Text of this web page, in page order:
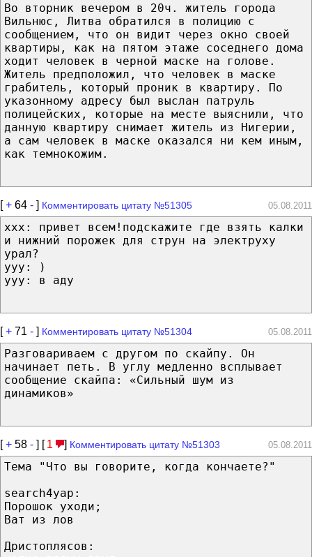
Во вторник вечером в 20ч. житель города
Вильнюс, Литва обратился в полицию с
сообщением, что он видит через окно своей
квартиры, как на пятом этаже соседнего дома
ходит человек в черной маске на голове.
Житель предположил, что человек в маске
грабитель, который проник в квартиру. По
указонному адресу был выслан патруль
полицейских, которые на месте выяснили, что
данную квартиру снимает житель из Нигерии,
а сам человек в маске оказался ни кем иным,
как темнокожим.
[+ 64 - ] Комментировать цитату №51305 05.08.2011
xxx: привет всем!подскажите где взять калки
и нижний порожек для струн на электруху
урал?
yyy: )
yyy: в аду
[+ 71 - ] Комментировать цитату №51304 05.08.2011
Разговариваем с другом по скайпу. Он
начинает петь. В углу медленно всплывает
сообщение скайпа: «Сильный шум из
динамиков»
[+ 58 - ] [ 1 ] Комментировать цитату №51303 05.08.2011
Тема "Что вы говорите, когда кончаете?"
search4yap:
Порошок уходи;
Ват из лов
Дристоплясов: